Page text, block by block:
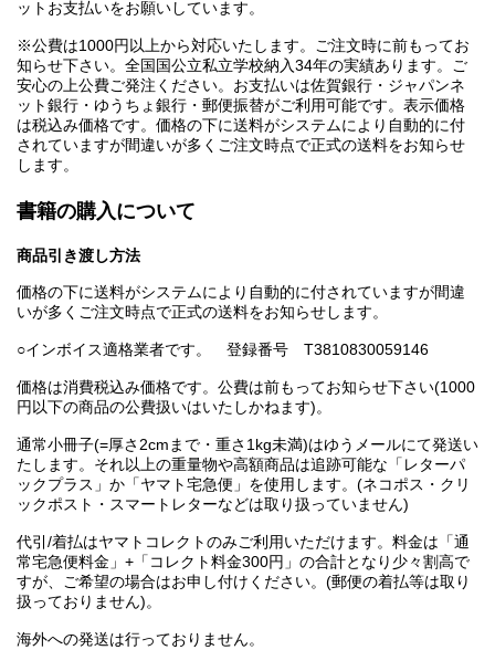
ットお支払いをお願いしています。
※公費は1000円以上から対応いたします。ご注文時に前もってお
知らせ下さい。全国国公立私立学校納入34年の実績あります。ご
安心の上公費ご発注ください。お支払いは佐賀銀行・ジャパンネ
ット銀行・ゆうちょ銀行・郵便振替がご利用可能です。表示価格
は税込み価格です。価格の下に送料がシステムにより自動的に付
されていますが間違いが多くご注文時点で正式の送料をお知らせ
します。
書籍の購入について
商品引き渡し方法
価格の下に送料がシステムにより自動的に付されていますが間違
いが多くご注文時点で正式の送料をお知らせします。
○インボイス適格業者です。 登録番号 T3810830059146
価格は消費税込み価格です。公費は前もってお知らせ下さい(1000
円以下の商品の公費扱いはいたしかねます)。
通常小冊子(=厚さ2cmまで・重さ1kg未満)はゆうメールにて発送い
たします。それ以上の重量物や高額商品は追跡可能な「レターパ
ックプラス」か「ヤマト宅急便」を使用します。(ネコポス・クリ
ックポスト・スマートレターなどは取り扱っていません)
代引/着払はヤマトコレクトのみご利用いただけます。料金は「通
常宅急便料金」+「コレクト料金300円」の合計となり少々割高で
すが、ご希望の場合はお申し付けください。(郵便の着払等は取り
扱っておりません)。
海外への発送は行っておりません。